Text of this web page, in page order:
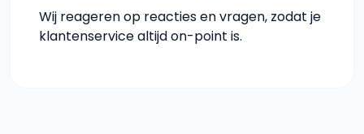
Wij reageren op reacties en vragen, zodat je
klantenservice altijd on-point is.